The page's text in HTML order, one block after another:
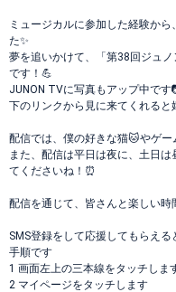
ミュージカルに参加した経験か
た✨
夢を追いかけて、「第38回ジュ
です！💪
JUNON TVに写真もアップ中です
下のリンクから見に来てくれると
配信では、僕の好きな猫🐱やゲ
また、配信は平日は夜に、土日
てくださいね！⏰
配信を通じて、皆さんと楽しい
SMS登録をして応援してもらえ
手順です
1 画面左上の三本線をタッチしま
2 マイページをタッチします